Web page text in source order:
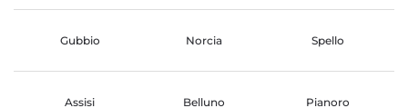
Gubbio Norcia Spello
Assisi Belluno Pianoro